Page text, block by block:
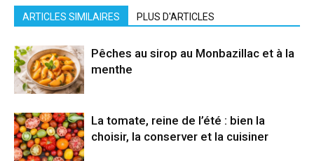
ARTICLES SIMILAIRES PLUS D'ARTICLES
Pêches au sirop au Monbazillac et à la
menthe
La tomate, reine de l’été : bien la
choisir, la conserver et la cuisiner